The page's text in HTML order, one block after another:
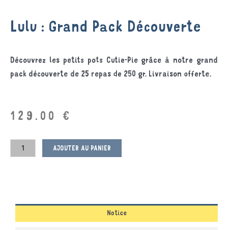
Lulu : Grand Pack Découverte
Découvrez les petits pots Cutie-Pie grâce à notre grand
pack découverte de 25 repas de 250 gr. Livraison offerte.
129.00 €
AJOUTER AU PANIER
Notice